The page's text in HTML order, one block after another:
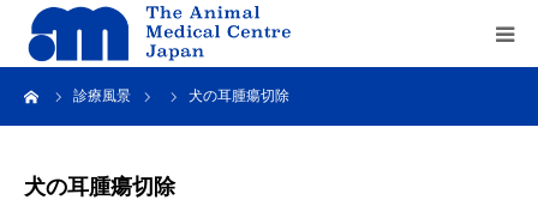
診療風景 犬の耳腫瘍切除
犬の耳腫瘍切除
Home